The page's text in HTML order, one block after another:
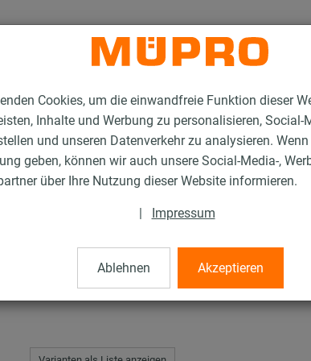
Cookies, um die einwandfreie Funktion dieser
Inhalte und Werbung zu personalisieren, Social-
und unseren Datenverkehr zu analysieren.
geben, können wir auch unsere Social-Media-,
über Ihre Nutzung dieser Website informieren.
| Impressum
Ablehnen Akzeptieren
Montageteile Sechskantschrauben